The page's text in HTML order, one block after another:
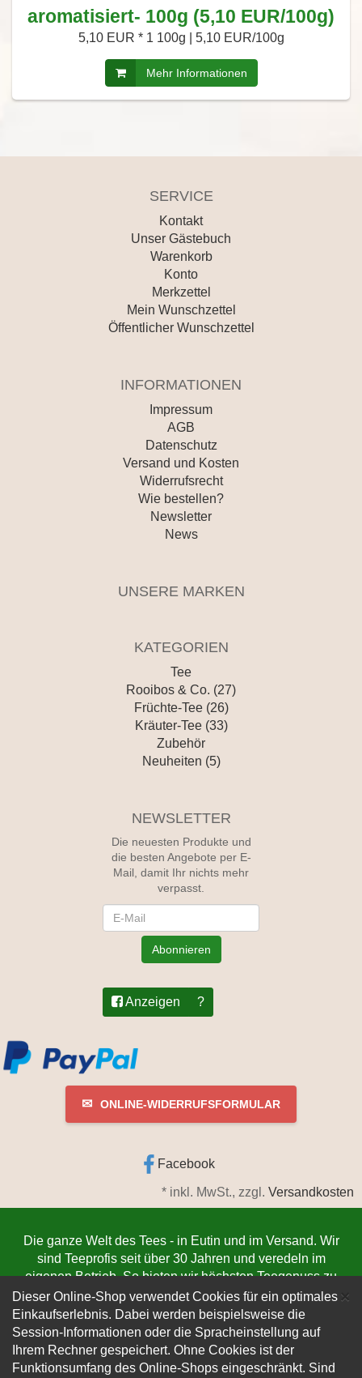
×
Dieser Online-Shop verwendet Cookies für ein optimales
Einkaufserlebnis. Dabei werden beispielsweise die
Session-Informationen oder die Spracheinstellung auf
Ihrem Rechner gespeichert. Ohne Cookies ist der
Funktionsumfang des Online-Shops eingeschränkt. Sind
aromatisiert- 100g (5,10 EUR/100g)
5,10 EUR * 1 100g | 5,10 EUR/100g
Mehr Informationen
SERVICE
Kontakt
Unser Gästebuch
Warenkorb
Konto
Merkzettel
Mein Wunschzettel
Öffentlicher Wunschzettel
INFORMATIONEN
Impressum
AGB
Datenschutz
Versand und Kosten
Widerrufsrecht
Wie bestellen?
Newsletter
News
UNSERE MARKEN
KATEGORIEN
Tee
Rooibos & Co. (27)
Früchte-Tee (26)
Kräuter-Tee (33)
Zubehör
Neuheiten (5)
NEWSLETTER
Die neuesten Produkte und
die besten Angebote per E-
Mail, damit Ihr nichts mehr
verpasst.
Abonnieren
Anzeigen ?
✉ ONLINE-WIDERRUFSFORMULAR
Facebook
* inkl. MwSt., zzgl. Versandkosten
Die ganze Welt des Tees - in Eutin und im Versand. Wir
sind Teeprofis seit über 30 Jahren und veredeln im
eigenen Betrieb. So bieten wir höchsten Teegenuss zu
niedrigsten Preisen. Jetzt bestellenwww.teeschmiede-
eutin.de (Die Lieferung verlässt innerhalb von 1-3
Werktagen unser Lager. Der Versand erfolgt
kundenfreundlich per DHL).